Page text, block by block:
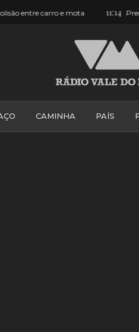
e mota 11:14 Preço dos
CAMINHA PAÍS